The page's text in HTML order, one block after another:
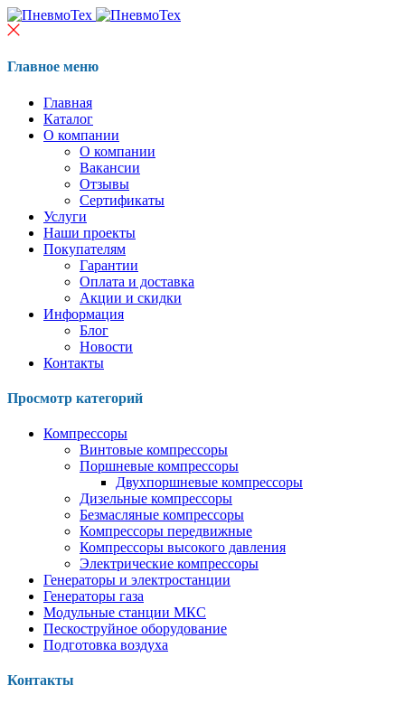
Главное меню
Главная
Каталог
О компании
О компании
Вакансии
Отзывы
Сертификаты
Услуги
Наши проекты
Покупателям
Гарантии
Оплата и доставка
Акции и скидки
Информация
Блог
Новости
Контакты
Просмотр категорий
Компрессоры
Винтовые компрессоры
Поршневые компрессоры
Двухпоршневые компрессоры
Дизельные компрессоры
Безмасляные компрессоры
Компрессоры передвижные
Компрессоры высокого давления
Электрические компрессоры
Генераторы и электростанции
Генераторы газа
Модульные станции МКС
Пескоструйное оборудование
Подготовка воздуха
Контакты